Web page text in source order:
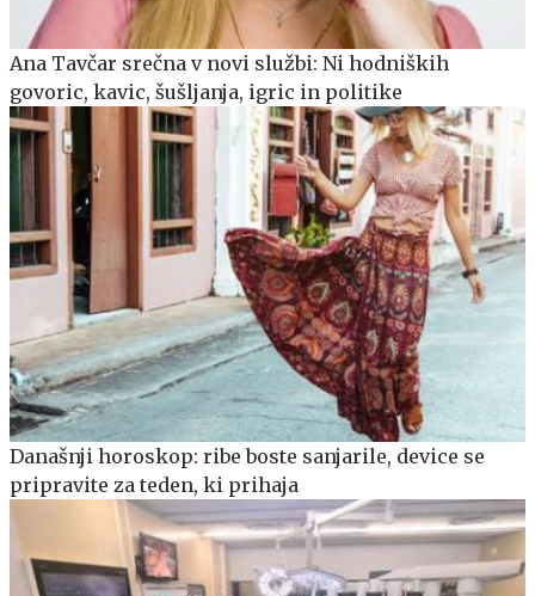
Ana Tavčar srečna v novi službi: Ni hodniških
govoric, kavic, šušljanja, igric in politike
Današnji horoskop: ribe boste sanjarile, device se
pripravite za teden, ki prihaja